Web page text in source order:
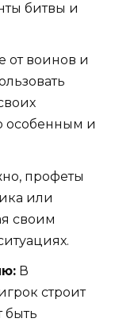
битвы и
от воинов и
особенным и
профеты
или
своим
В
строит
быть